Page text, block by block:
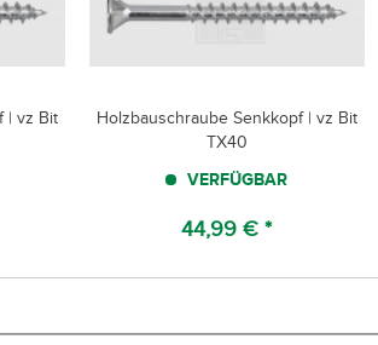
| vz Bit
Holzbauschraube Senkkopf | vz Bit
TX40
VERFÜGBAR
44,99 € *